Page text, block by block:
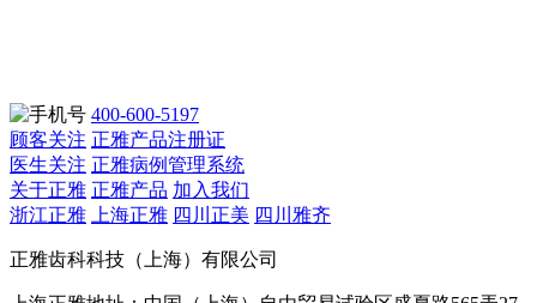
400-600-5197
顾客关注 正雅产品注册证
医生关注 正雅病例管理系统
关于正雅 正雅产品 加入我们
浙江正雅
上海正雅 四川正美 四川雅齐
正雅齿科科技（上海）有限公司